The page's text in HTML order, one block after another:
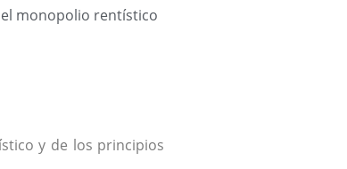
monopolio rentístico
y de los principios